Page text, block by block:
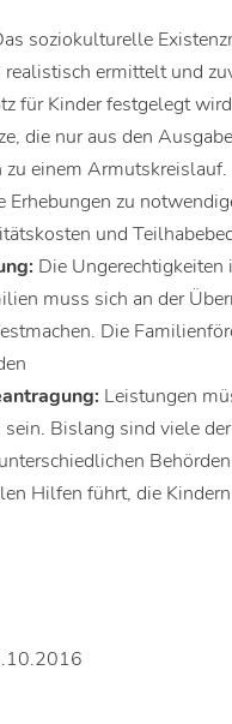
soziokulturelle
ermittelt und
für Kinder festgelegt
die nur aus den
einem
zu
und
Die
muss sich an der
Die
Leistungen
Bislang sind viele
Hilfen führt, die